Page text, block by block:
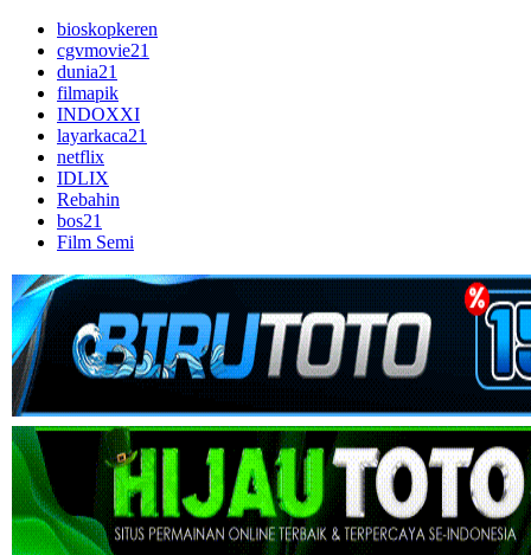
bioskopkeren
cgvmovie21
dunia21
filmapik
INDOXXI
layarkaca21
netflix
IDLIX
Rebahin
bos21
Film Semi